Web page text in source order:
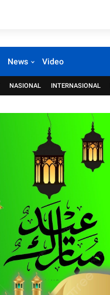
News Video
NASIONAL INTERNASIONAL